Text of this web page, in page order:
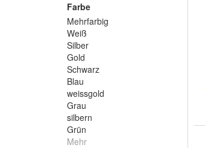
Farbe
Mehrfarbig
Weiß
Silber
Gold
Schwarz
Blau
weissgold
Grau
silbern
Grün
Mehr